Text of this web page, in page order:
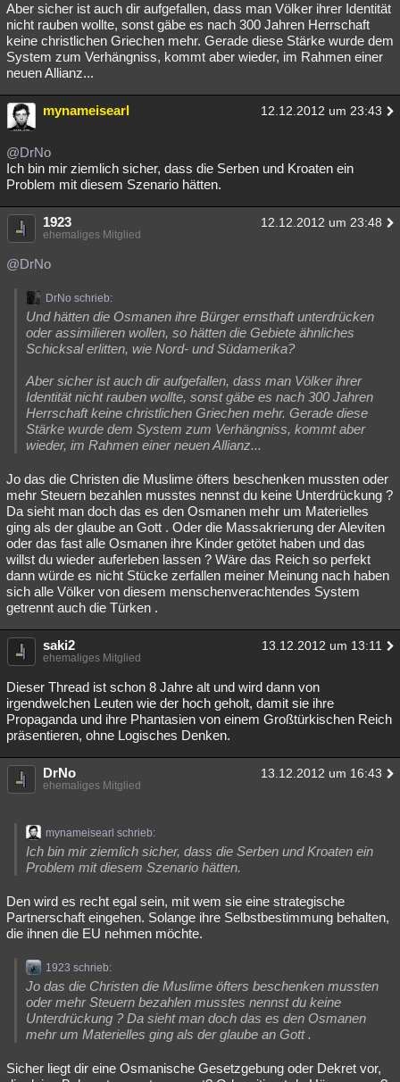
Aber sicher ist auch dir aufgefallen, dass man Völker ihrer Identität
nicht rauben wollte, sonst gäbe es nach 300 Jahren Herrschaft
keine christlichen Griechen mehr. Gerade diese Stärke wurde dem
System zum Verhängniss, kommt aber wieder, im Rahmen einer
neuen Allianz...
mynameisearl 12.12.2012 um 23:43
@DrNo
Ich bin mir ziemlich sicher, dass die Serben und Kroaten ein
Problem mit diesem Szenario hätten.
1923 12.12.2012 um 23:48
ehemaliges Mitglied
@DrNo
DrNo schrieb:
Und hätten die Osmanen ihre Bürger ernsthaft unterdrücken
oder assimilieren wollen, so hätten die Gebiete ähnliches
Schicksal erlitten, wie Nord- und Südamerika?
Aber sicher ist auch dir aufgefallen, dass man Völker ihrer
Identität nicht rauben wollte, sonst gäbe es nach 300 Jahren
Herrschaft keine christlichen Griechen mehr. Gerade diese
Stärke wurde dem System zum Verhängniss, kommt aber
wieder, im Rahmen einer neuen Allianz...
Jo das die Christen die Muslime öfters beschenken mussten oder
mehr Steuern bezahlen musstes nennst du keine Unterdrückung ?
Da sieht man doch das es den Osmanen mehr um Materielles
ging als der glaube an Gott . Oder die Massakrierung der Aleviten
oder das fast alle Osmanen ihre Kinder getötet haben und das
willst du wieder auferleben lassen ? Wäre das Reich so perfekt
dann würde es nicht Stücke zerfallen meiner Meinung nach haben
sich alle Völker von diesem menschenverachtendes System
getrennt auch die Türken .
saki2 13.12.2012 um 13:11
ehemaliges Mitglied
Dieser Thread ist schon 8 Jahre alt und wird dann von
irgendwelchen Leuten wie der hoch geholt, damit sie ihre
Propaganda und ihre Phantasien von einem Großtürkischen Reich
präsentieren, ohne Logisches Denken.
DrNo 13.12.2012 um 16:43
ehemaliges Mitglied
mynameisearl schrieb:
Ich bin mir ziemlich sicher, dass die Serben und Kroaten ein
Problem mit diesem Szenario hätten.
Den wird es recht egal sein, mit wem sie eine strategische
Partnerschaft eingehen. Solange ihre Selbstbestimmung behalten,
die ihnen die EU nehmen möchte.
1923 schrieb:
Jo das die Christen die Muslime öfters beschenken mussten
oder mehr Steuern bezahlen musstes nennst du keine
Unterdrückung ? Da sieht man doch das es den Osmanen
mehr um Materielles ging als der glaube an Gott .
Sicher liegt dir eine Osmanische Gesetzgebung oder Dekret vor,